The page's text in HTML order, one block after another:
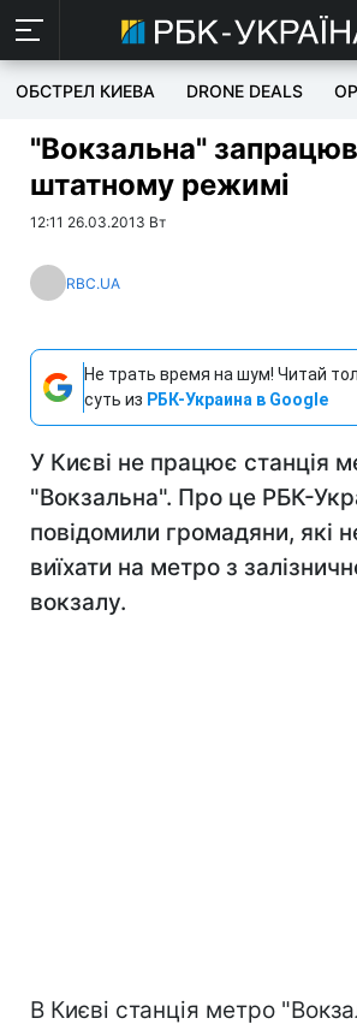
ОБСТРЕЛ КИЕВА DRONE DEALS
"Вокзальна"
штатному режимі
12:11 26.03.2013 Вт
RBC.UA
Не трать время на шум! Читай
суть из РБК-Украина в Google
У Києві не працює станція
"Вокзальна". Про це РБК-
повідомили громадяни, які
виїхати на метро з
вокзалу.
В Києві станція метро